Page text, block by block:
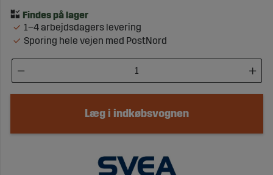
1–4 arbejdsdagers levering
Sporing hele vejen med PostNord
Læg i indkøbsvognen